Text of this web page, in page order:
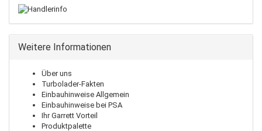
Weitere Informationen
Über uns
Turbolader-Fakten
Einbauhinweise Allgemein
Einbauhinweise bei PSA
Ihr Garrett Vorteil
Produktpalette